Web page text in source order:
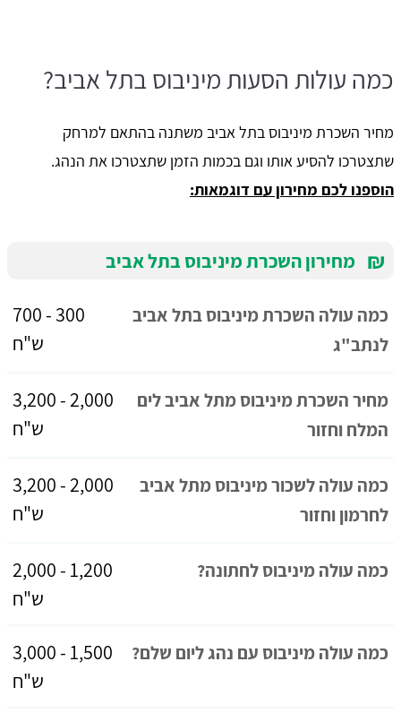
כמה עולות הסעות מיניבוס בתל אביב?
מחיר השכרת מיניבוס בתל אביב משתנה בהתאם למרחק
שתצטרכו להסיע אותו וגם בכמות הזמן שתצטרכו את הנהג.
הוספנו לכם מחירון עם דוגמאות:
₪ מחירון השכרת מיניבוס בתל אביב
כמה עולה השכרת מיניבוס בתל אביב
לנתב"ג
300 - 700
ש"ח
מחיר השכרת מיניבוס מתל אביב לים
המלח וחזור
2,000 - 3,200
ש"ח
כמה עולה לשכור מיניבוס מתל אביב
לחרמון וחזור
2,000 - 3,200
ש"ח
כמה עולה מיניבוס לחתונה?
1,200 - 2,000
ש"ח
כמה עולה מיניבוס עם נהג ליום שלם?
1,500 - 3,000
ש"ח